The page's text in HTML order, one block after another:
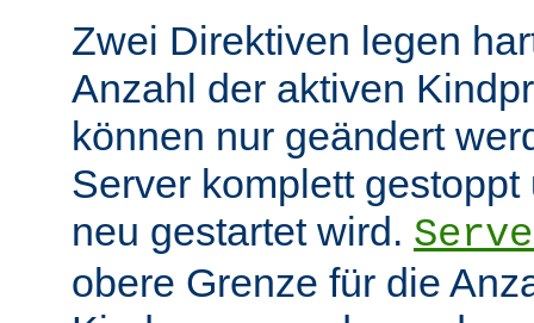
Zwei Direktiven legen
Anzahl der aktiven
können nur geändert
Server komplett
neu gestartet wird.
obere Grenze für die